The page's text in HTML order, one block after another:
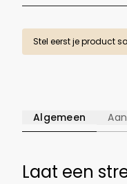
Stel eerst je product
Algemeen
Laat een